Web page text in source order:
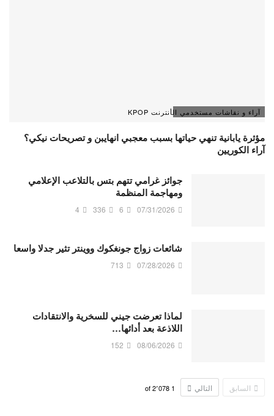
آراء و نقاشات مستخدمي الأنترنت KPOP
مؤثرة يابانية تنهي حياتها بسبب معجبي انهايبن و تصريحات نيكي؟
آراء الكوريين
جوائز غرامي تتهم بتس بالتلاعب الإعلامي
ومهاجمة المنظمة
07/31/2026
6
336
4
شائعات زواج جونغكوك ووينتر تثير جدلا واسعا
07/28/2026
713
لماذا تعرضت جيني للسخرية والانتقادات
اللاذعة بعد أدائها…
08/06/2026
152
السابق التالي 1 2٬078